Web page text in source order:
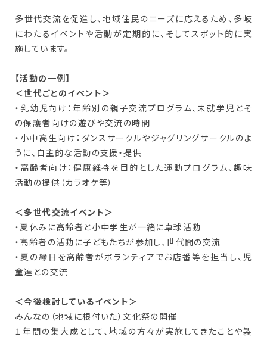
多世代交流を促進し、地域住民のニーズに応えるため、多岐
にわたるイベントや活動が定期的に、そしてスポット的に実
施しています。
【活動の一例】
＜世代ごとのイベント＞
・乳幼児向け：年齢別の親子交流プログラム、未就学児とそ
の保護者向けの遊びや交流の時間
・小中高生向け：ダンスサークルやジャグリングサークルのよ
うに、自主的な活動の支援・提供
・高齢者向け：健康維持を目的とした運動プログラム、趣味
活動の提供（カラオケ等）
＜多世代交流イベント＞
・夏休みに高齢者と小中学生が一緒に卓球活動
・高齢者の活動に子どもたちが参加し、世代間の交流
・夏の縁日を高齢者がボランティアでお店番等を担当し、児
童達との交流
＜今後検討しているイベント＞
みんなの（地域に根付いた）文化祭の開催
１年間の集大成として、地域の方々が実施してきたことや製